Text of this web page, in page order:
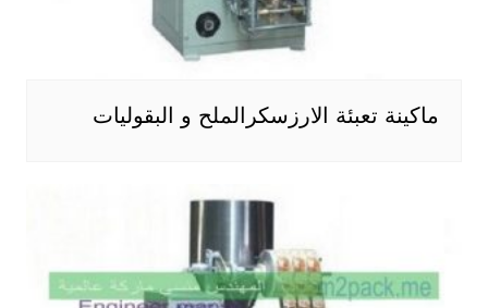
ماكينة تعبئة الارزسكرالملح و البقوليات